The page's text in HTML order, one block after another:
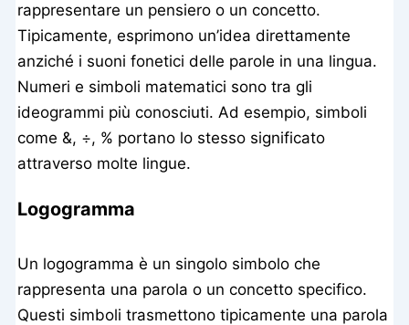
rappresentare un pensiero o un concetto.
Tipicamente, esprimono un’idea direttamente
anziché i suoni fonetici delle parole in una lingua.
Numeri e simboli matematici sono tra gli
ideogrammi più conosciuti. Ad esempio, simboli
come &, ÷, % portano lo stesso significato
attraverso molte lingue.
Logogramma
Un logogramma è un singolo simbolo che
rappresenta una parola o un concetto specifico.
Questi simboli trasmettono tipicamente una parola